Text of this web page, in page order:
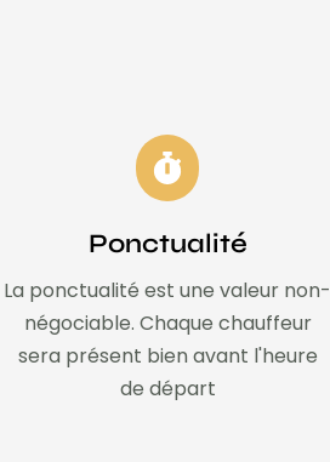
Ponctualité
La ponctualité est une valeur non-
négociable. Chaque chauffeur
sera présent bien avant l'heure
de départ